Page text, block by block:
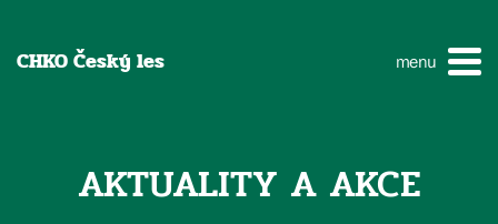
CHKO Český les menu
AKTUALITY A AKCE